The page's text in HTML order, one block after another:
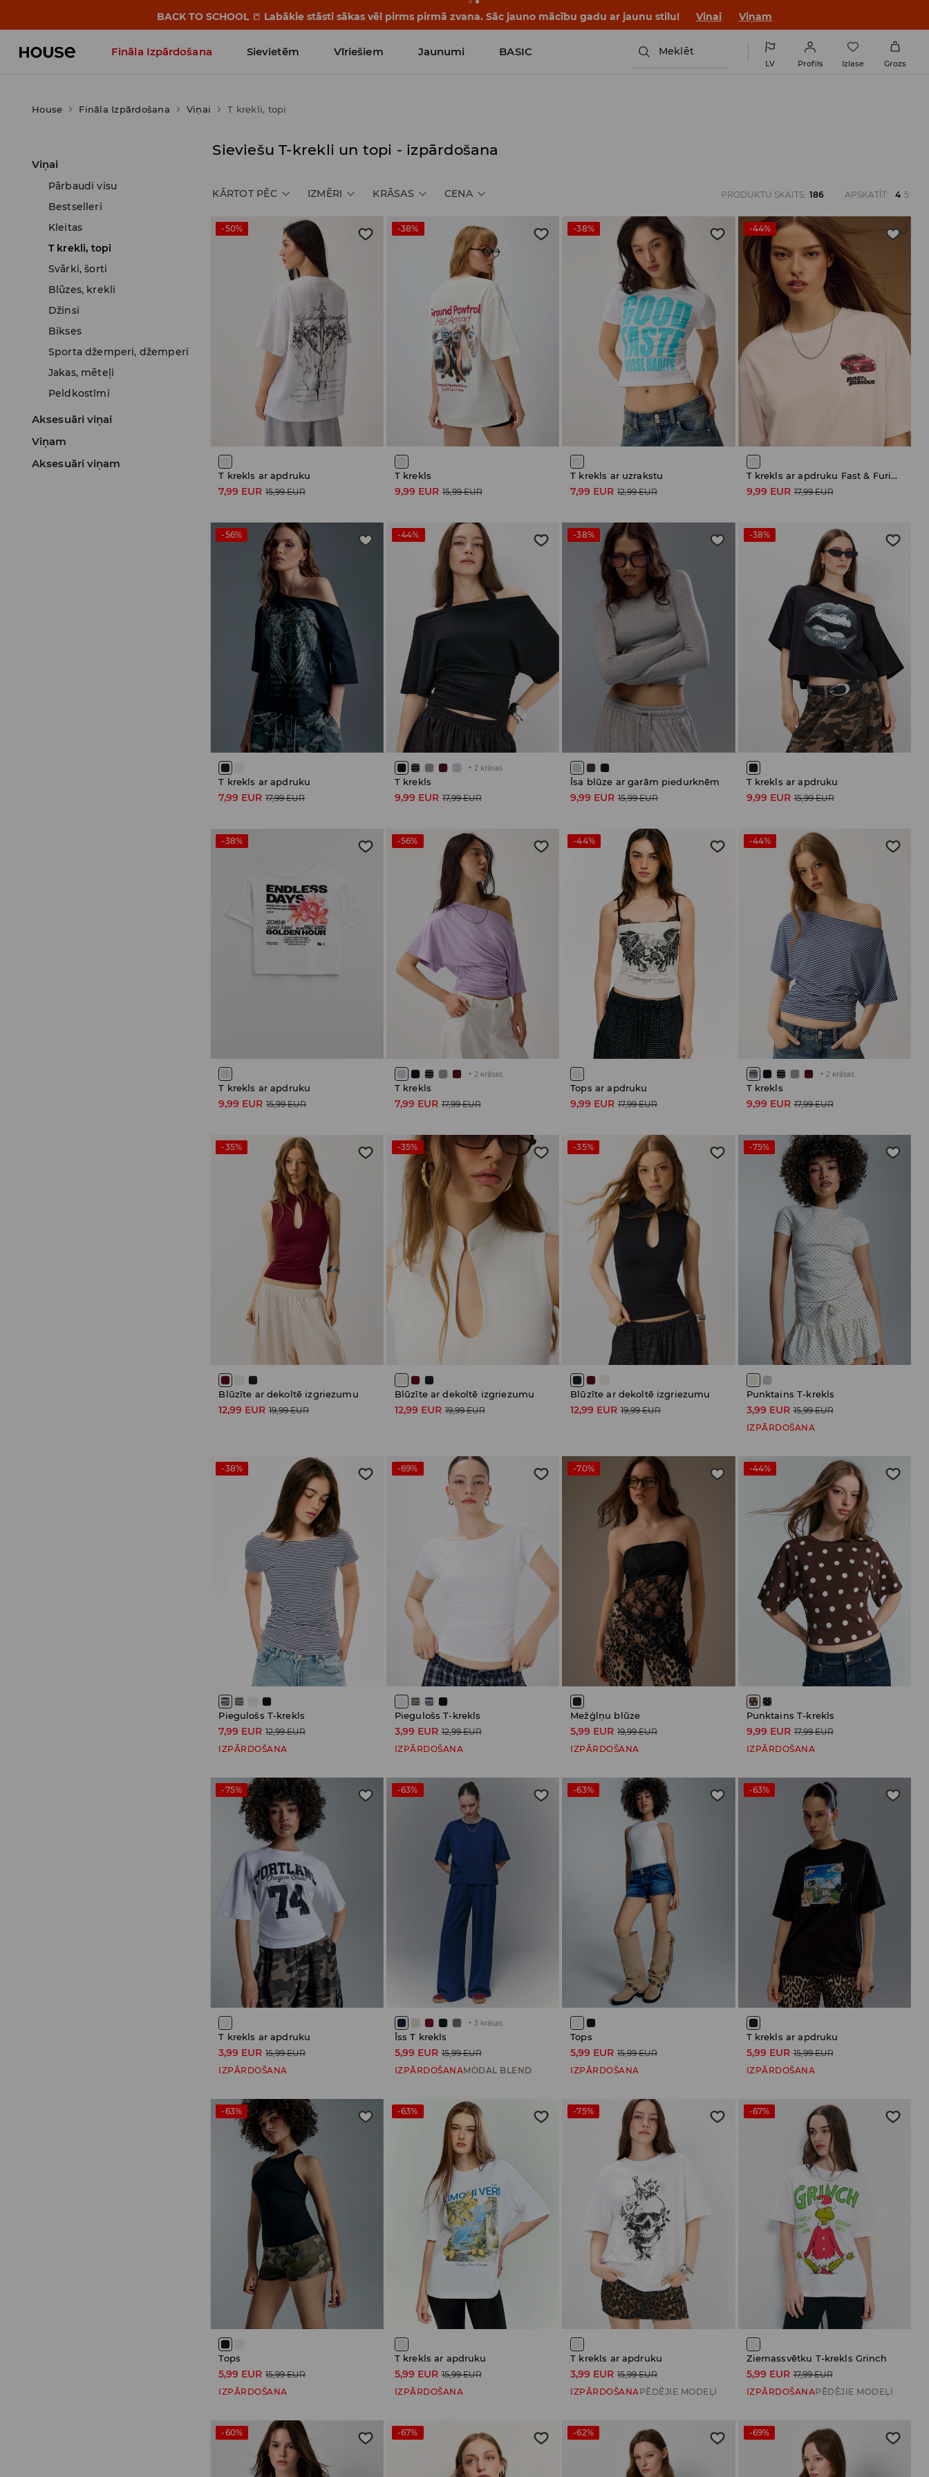
BACK TO SCHOOL 📒 Labākie stāsti sākas vēl pirms pirmā zvana. Sāc jauno mācību gadu ar jaunu stilu! Viņai Viņam
Fināla Izpārdošana Sievietēm Vīriešiem Jaunumi BASIC Meklēt
LV Profils Izlase Grozs
House Fināla Izpārdošana Viņai T krekli, topi
Viņai
Pārbaudi visu
Bestselleri
Kleitas
T krekli, topi
Svārki, šorti
Blūzes, krekli
Džinsi
Bikses
Sporta džemperi, džemperi
Jakas, mēteļi
Peldkostīmi
Aksesuāri viņai
Viņam
Aksesuāri viņam
Sieviešu T-krekli un topi - izpārdošana
KĀRTOT PĒC IZMĒRI KRĀSAS CENA PRODUKTU SKAITS: 186 APSKATĪT: 4 5
-50%
T krekls ar apdruku
7,99 EUR 15,99 EUR
-38%
T krekls
9,99 EUR 15,99 EUR
-38%
T krekls ar uzrakstu
7,99 EUR 12,99 EUR
-44%
T krekls ar apdruku Fast & Furious
9,99 EUR 17,99 EUR
-56%
T krekls ar apdruku
7,99 EUR 17,99 EUR
-44%
+ 2 krāsas
T krekls
9,99 EUR 17,99 EUR
-38%
Īsa blūze ar garām piedurknēm
9,99 EUR 15,99 EUR
-38%
T krekls ar apdruku
9,99 EUR 15,99 EUR
-38%
T krekls ar apdruku
9,99 EUR 15,99 EUR
-56%
+ 2 krāsas
T krekls
7,99 EUR 17,99 EUR
-44%
Tops ar apdruku
9,99 EUR 17,99 EUR
-44%
+ 2 krāsas
T krekls
9,99 EUR 17,99 EUR
-35%
Blūzīte ar dekoltē izgriezumu
12,99 EUR 19,99 EUR
-35%
Blūzīte ar dekoltē izgriezumu
12,99 EUR 19,99 EUR
-35%
Blūzīte ar dekoltē izgriezumu
12,99 EUR 19,99 EUR
-75%
Punktains T-krekls
3,99 EUR 15,99 EUR
IZPĀRDOŠANA
-38%
Piegulošs T-krekls
7,99 EUR 12,99 EUR
IZPĀRDOŠANA
-69%
Piegulošs T-krekls
3,99 EUR 12,99 EUR
IZPĀRDOŠANA
-70%
Mežģīņu blūze
5,99 EUR 19,99 EUR
IZPĀRDOŠANA
-44%
Punktains T-krekls
9,99 EUR 17,99 EUR
IZPĀRDOŠANA
-75%
T krekls ar apdruku
3,99 EUR 15,99 EUR
IZPĀRDOŠANA
-63%
+ 3 krāsas
Īss T krekls
5,99 EUR 15,99 EUR
IZPĀRDOŠANAMODAL BLEND
-63%
Tops
5,99 EUR 15,99 EUR
IZPĀRDOŠANA
-63%
T krekls ar apdruku
5,99 EUR 15,99 EUR
IZPĀRDOŠANA
-63%
Tops
5,99 EUR 15,99 EUR
IZPĀRDOŠANA
-63%
T krekls ar apdruku
5,99 EUR 15,99 EUR
IZPĀRDOŠANA
-75%
T krekls ar apdruku
3,99 EUR 15,99 EUR
IZPĀRDOŠANAPĒDĒJIE MODEĻI
-67%
Ziemassvētku T-krekls Grinch
5,99 EUR 17,99 EUR
IZPĀRDOŠANAPĒDĒJIE MODEĻI
-60% -67% -62% -69%